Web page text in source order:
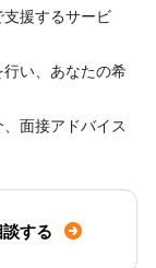
支援するサービ
い、あなたの希
面接アドバイス
談する